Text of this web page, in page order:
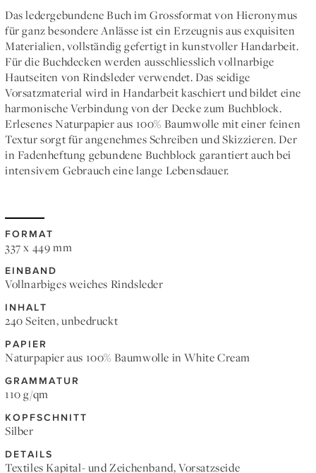
Das ledergebundene Buch im Grossformat von Hieronymus
für ganz besondere Anlässe ist ein Erzeugnis aus exquisiten
Materialien, vollständig gefertigt in kunstvoller Handarbeit.
Für die Buchdecken werden ausschliesslich vollnarbige
Hautseiten von Rindsleder verwendet. Das seidige
Vorsatzmaterial wird in Handarbeit kaschiert und bildet eine
harmonische Verbindung von der Decke zum Buchblock.
Erlesenes Naturpapier aus 100% Baumwolle mit einer feinen
Textur sorgt für angenehmes Schreiben und Skizzieren. Der
in Fadenheftung gebundene Buchblock garantiert auch bei
intensivem Gebrauch eine lange Lebensdauer.
FORMAT
337 x 449 mm
EINBAND
Vollnarbiges weiches Rindsleder
INHALT
240 Seiten, unbedruckt
PAPIER
Naturpapier aus 100% Baumwolle in White Cream
GRAMMATUR
110 g/qm
KOPFSCHNITT
Silber
DETAILS
Textiles Kapital- und Zeichenband, Vorsatzseide